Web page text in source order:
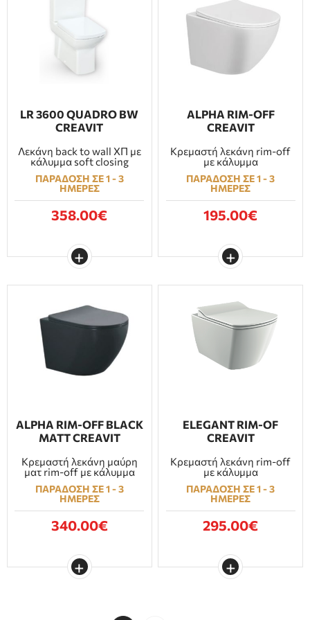
LR 3600 QUADRO BW
CREAVIT
Λεκάνη back to wall ΧΠ με
κάλυμμα soft closing
ΠΑΡΑΔΟΣΗ ΣΕ 1 - 3
ΗΜΕΡΕΣ
358.00€
ALPHA RIM-OFF
CREAVIT
Κρεμαστή λεκάνη rim-off
με κάλυμμα
ΠΑΡΑΔΟΣΗ ΣΕ 1 - 3
ΗΜΕΡΕΣ
195.00€
ALPHA RIM-OFF BLACK
MATT CREAVIT
Κρεμαστή λεκάνη μαύρη
ματ rim-off με κάλυμμα
ΠΑΡΑΔΟΣΗ ΣΕ 1 - 3
ΗΜΕΡΕΣ
340.00€
ELEGANT RIM-OF
CREAVIT
Κρεμαστή λεκάνη rim-off
με κάλυμμα
ΠΑΡΑΔΟΣΗ ΣΕ 1 - 3
ΗΜΕΡΕΣ
295.00€